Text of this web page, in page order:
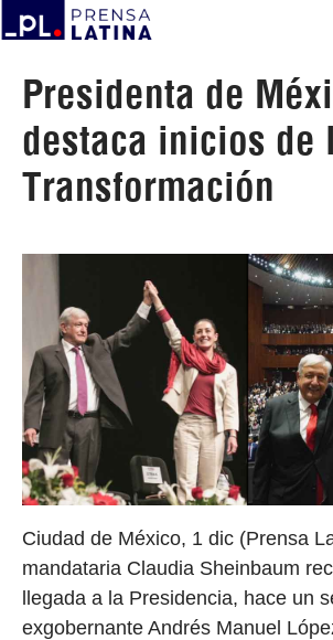
Presidenta de
destaca inicios de
Transformación
Ciudad de México, 1 dic (Prensa
mandataria Claudia Sheinbaum
llegada a la Presidencia, hace un
exgobernante Andrés Manuel